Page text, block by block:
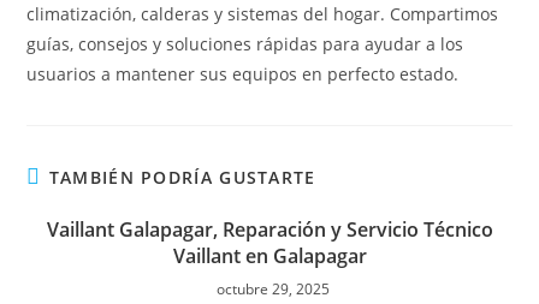
climatización, calderas y sistemas del hogar. Compartimos
guías, consejos y soluciones rápidas para ayudar a los
usuarios a mantener sus equipos en perfecto estado.
TAMBIÉN PODRÍA GUSTARTE
Vaillant Galapagar, Reparación y Servicio Técnico
Vaillant en Galapagar
octubre 29, 2025